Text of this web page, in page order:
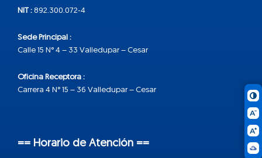
NIT : 892.300.072-4
Sede Principal :
Calle 15 N° 4 – 33 Valledupar – Cesar
Oficina Receptora :
Carrera 4 N° 15 – 36 Valledupar – Cesar
== Horario de Atención ==